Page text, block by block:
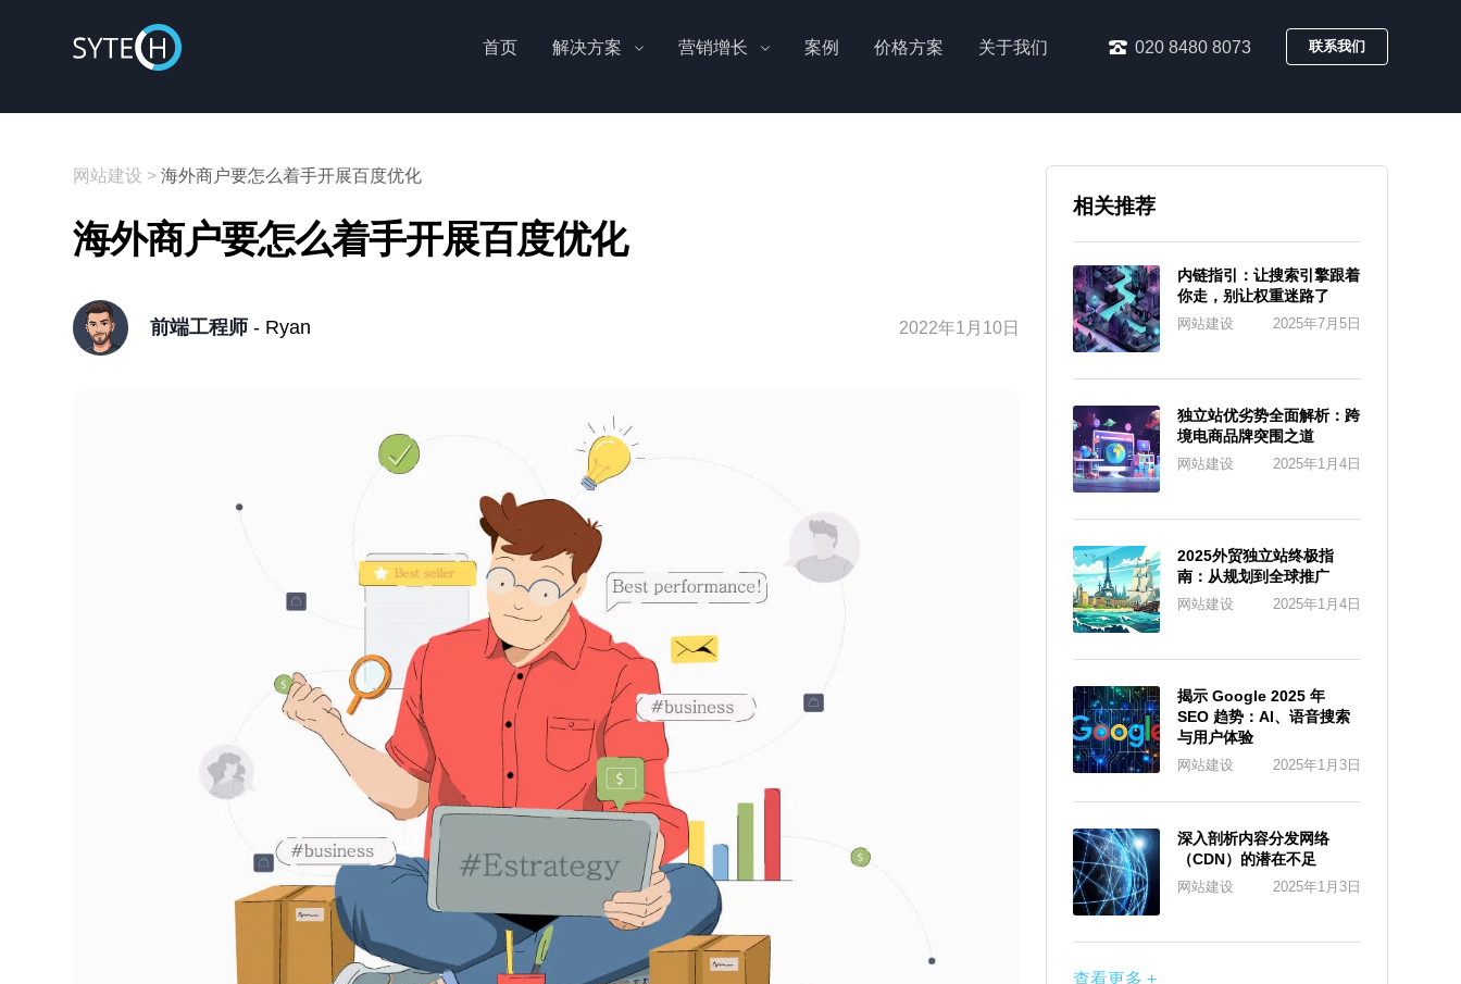
首页 解决方案 营销增长 案例 价格方案 关于我们 020 8480 8073 联系我们
网站建设 >海外商户要怎么着手开展百度优化
海外商户要怎么着手开展百度优化
前端工程师- Ryan 2022年1月10日
相关推荐
内链指引：让搜索引擎跟着
你走，别让权重迷路了
网站建设 2025年7月5日
独立站优劣势全面解析：跨
境电商品牌突围之道
网站建设 2025年1月4日
2025外贸独立站终极指
南：从规划到全球推广
网站建设 2025年1月4日
揭示 Google 2025 年
SEO 趋势：AI、语音搜索
与用户体验
网站建设 2025年1月3日
深入剖析内容分发网络
（CDN）的潜在不足
网站建设 2025年1月3日
查看更多 +